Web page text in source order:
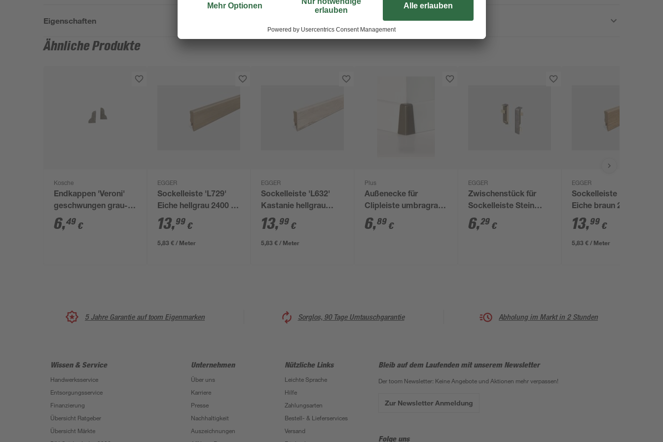
Eigenschaften
Ähnliche Produkte
Kosche
Endkappen 'Veroni'
geschwungen grau-
braun, 2 Stück
6,49 €
EGGER
Sockelleiste 'L729'
Eiche hellgrau 2400 x
58 x 14 mm
13,99 €
5,83 € / Meter
EGGER
Sockelleiste 'L632'
Kastanie hellgrau
2400 x 58 x 14 mm
13,99 €
5,83 € / Meter
Plus
Außenecke für
Clipleiste umbragrau,
2 Stück
6,89 €
EGGER
Zwischenstück für
Sockelleiste Stein
grau 2 Stück
6,29 €
EGGER
Sockelleiste 'Cubical'
Eiche braun 2400 x 58
x 14 mm
13,99 €
5,83 € / Meter
5 Jahre Garantie auf toom Eigenmarken Sorglos, 90 Tage Umtauschgarantie Abholung im Markt in 2 Stunden
Wissen & Service
Handwerksservice
Entsorgungsservice
Finanzierung
Übersicht Ratgeber
Übersicht Märkte
Unternehmen
Über uns
Karriere
Presse
Nachhaltigkeit
Auszeichnungen
Nützliche Links
Leichte Sprache
Hilfe
Zahlungsarten
Bestell- & Lieferservices
Versand
Bleib auf dem Laufenden mit unserem Newsletter
Der toom Newsletter: Keine Angebote und Aktionen mehr verpassen!
Zur Newsletter Anmeldung
Folge uns